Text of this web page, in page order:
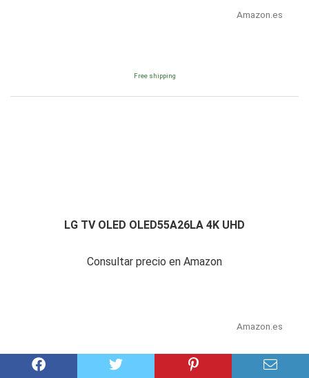
Amazon.es
Free shipping
LG TV OLED OLED55A26LA 4K UHD
Consultar precio en Amazon
Amazon.es